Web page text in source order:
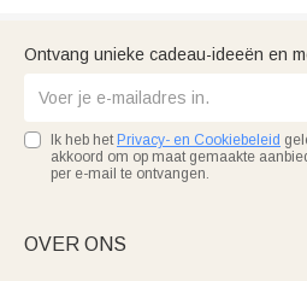
Ontvang unieke cadeau-ideeën en
Ik heb het Privacy- en Cookiebeleid
akkoord om op maat gemaakte
per e-mail te ontvangen.
OVER ONS